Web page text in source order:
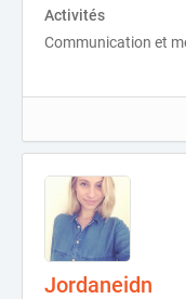
Activités
Communication et
Jordaneidn